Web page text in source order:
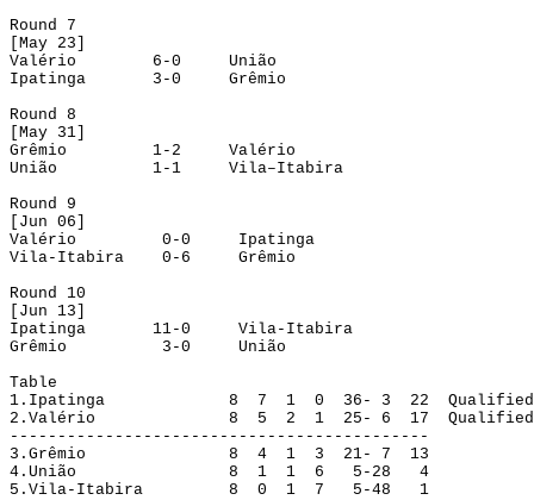
Round 7
May 23]
Valério
6-0
União
Ipatinga
3-0
Grêmio
Round 8
May 31]
Grêmio
1-2
Valério
União
1-1
Vila–Itabira
Round 9
[Jun 06]
Valério
0-0
Ipatinga
Vila-Itabira
0-6
Grêmio
Round 10
[Jun 13]
Ipatinga
11-0
Vila-Itabira
Grêmio
3-0
União
Table
1. Ipatinga 8 7 1 0 36- 3 22
Qualified
2. Valério 8 5 2 1 25- 6 17
Qualified
--------------------------------------------
3. Grêmio 8 4 1 3 21- 7
13
4. União 8 1 1 6 5-28
4
5. Vila-Itabira 8 0 1 7 5-48 1